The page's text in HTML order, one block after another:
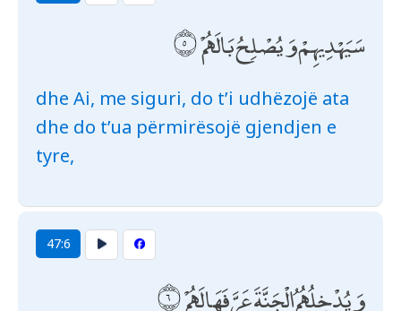
سَيَهْدِيهِمْ وَيُصْلِحُ بَالَهُمْ
dhe Ai, me siguri, do t’i udhëzojë ata
dhe do t’ua përmirësojë gjendjen e
tyre,
47:6
وَيُدْخِلُهُمُ الْجَنَّةَ عَرَّفَهَا لَهُمْ